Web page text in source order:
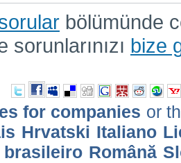
bölümünde
sorunlarınızı bize
for companies or
Hrvatski Italiano
brasileiro Română